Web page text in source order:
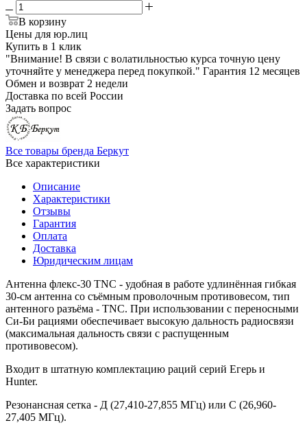
В корзину
Цены для юр.лиц
Купить в 1 клик
"Внимание! В связи с волатильностью курса точную цену
уточняйте у менеджера перед покупкой." Гарантия 12 месяцев
Обмен и возврат 2 недели
Доставка по всей России
Задать вопрос
Все товары бренда Беркут
Все характеристики
Описание
Характеристики
Отзывы
Гарантия
Оплата
Доставка
Юридическим лицам
Антенна флекс-30 TNC - удобная в работе удлинённая гибкая
30-см антенна со съёмным проволочным противовесом, тип
антенного разъёма - TNC. При использовании с переносными
Си-Би рациями обеспечивает высокую дальность радиосвязи
(максимальная дальность связи с распущенным
противовесом).
Входит в штатную комплектацию раций серий Егерь и
Hunter.
Резонансная сетка - Д (27,410-27,855 МГц) или С (26,960-
27,405 МГц).